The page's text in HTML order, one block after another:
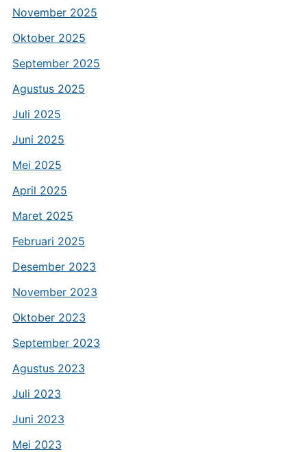
November 2025
Oktober 2025
September 2025
Agustus 2025
Juli 2025
Juni 2025
Mei 2025
April 2025
Maret 2025
Februari 2025
Desember 2023
November 2023
Oktober 2023
September 2023
Agustus 2023
Juli 2023
Juni 2023
Mei 2023